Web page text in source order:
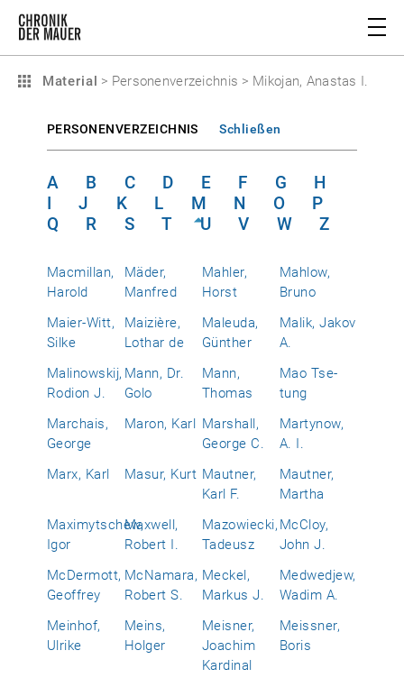
Material > Personenverzeichnis > Mikojan, Anastas I.
PERSONENVERZEICHNIS Schließen
A B C D E F G
H
I
J K L M N O
P
Q
R S T U V W Z
Macmillan,
Harold
Mäder,
Manfred
Mahler,
Horst
Mahlow,
Bruno
Maier-Witt,
Silke
Maizière,
Lothar de
Maleuda,
Günther
Malik, Jakov
A.
Malinowskij,
Rodion J.
Mann, Dr.
Golo
Mann,
Thomas
Mao Tse-
tung
Marchais,
George
Maron, Karl Marshall,
George C.
Martynow,
A. I.
Marx, Karl
Masur, Kurt Mautner,
Karl F.
Mautner,
Martha
Maximytschew,
Igor
Maxwell,
Robert I.
Mazowiecki,
Tadeusz
McCloy,
John J.
McDermott,
Geoffrey
McNamara,
Robert S.
Meckel,
Markus J.
Medwedjew,
Wadim A.
Meinhof,
Ulrike
Meins,
Holger
Meisner,
Joachim
Kardinal
Meissner,
Boris